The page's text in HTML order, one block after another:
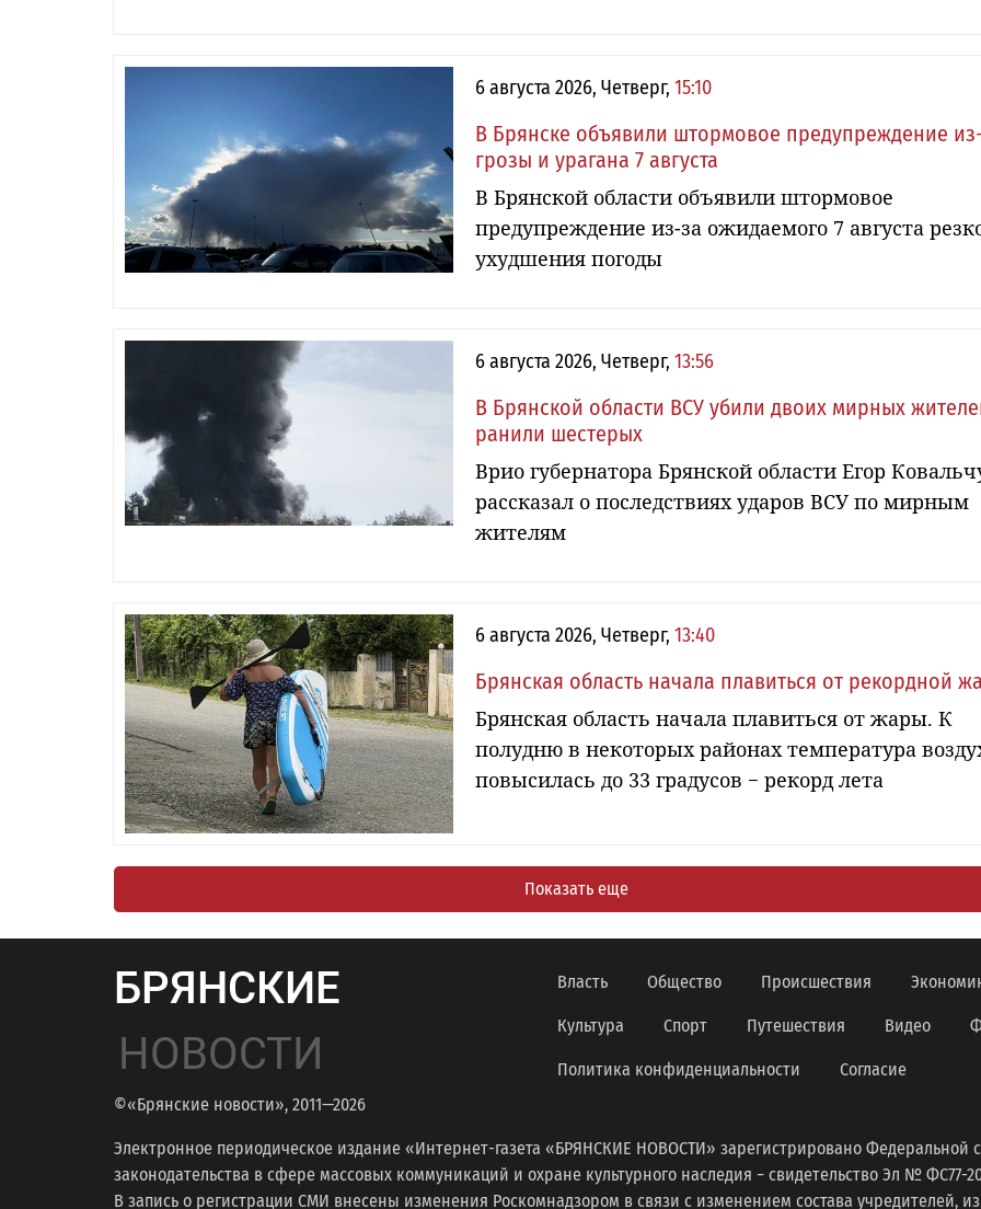
6 августа 2026, Четверг, 15:10
В Брянске объявили штормовое предупреждение
грозы и урагана 7 августа
В Брянской области объявили штормовое
предупреждение из-за ожидаемого 7 августа
ухудшения погоды
6 августа 2026, Четверг, 13:56
В Брянской области ВСУ убили двоих мирных
ранили шестерых
Врио губернатора Брянской области Егор
рассказал о последствиях ударов ВСУ по мирным
жителям
6 августа 2026, Четверг, 13:40
Брянская область начала плавиться от рекордной
Брянская область начала плавиться от жары. К
полудню в некоторых районах температура
повысилась до 33 градусов − рекорд лета
Показать еще
БРЯНСКИЕ
НОВОСТИ
©«Брянские новости», 2011—2026
Власть Общество Происшествия
Культура Спорт Путешествия Видео
Политика конфиденциальности Согласие
Электронное периодическое издание «Интернет-газета «БРЯНСКИЕ НОВОСТИ» зарегистрировано Федеральной
законодательства в сфере массовых коммуникаций и охране культурного наследия − свидетельство Эл № ФС77-
В запись о регистрации СМИ внесены изменения Роскомнадзором в связи с изменением состава учредителей,